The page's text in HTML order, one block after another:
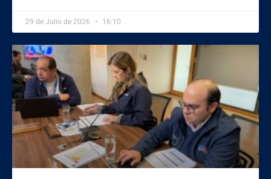
29 de Julio de 2026 16:10